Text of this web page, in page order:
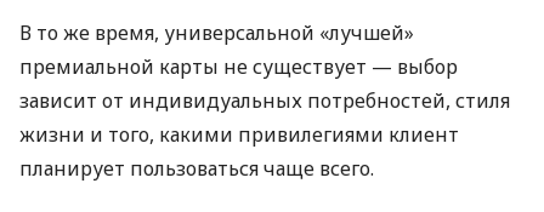
В то же время, универсальной «лучшей»
премиальной карты не существует — выбор
зависит от индивидуальных потребностей, стиля
жизни и того, какими привилегиями клиент
планирует пользоваться чаще всего.